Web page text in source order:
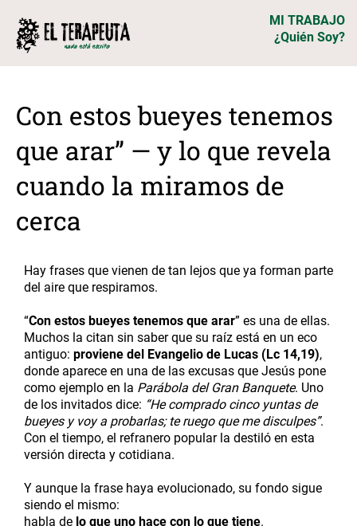
MI TRABAJO
¿Quién Soy?
Con estos bueyes tenemos
que arar” — y lo que revela
cuando la miramos de
cerca
Hay frases que vienen de tan lejos que ya forman parte
del aire que respiramos.
“Con estos bueyes tenemos que arar” es una de ellas.
Muchos la citan sin saber que su raíz está en un eco
antiguo: proviene del Evangelio de Lucas (Lc 14,19),
donde aparece en una de las excusas que Jesús pone
como ejemplo en la Parábola del Gran Banquete. Uno
de los invitados dice: “He comprado cinco yuntas de
bueyes y voy a probarlas; te ruego que me disculpes”.
Con el tiempo, el refranero popular la destiló en esta
versión directa y cotidiana.
Y aunque la frase haya evolucionado, su fondo sigue
siendo el mismo:
habla de lo que uno hace con lo que tiene.